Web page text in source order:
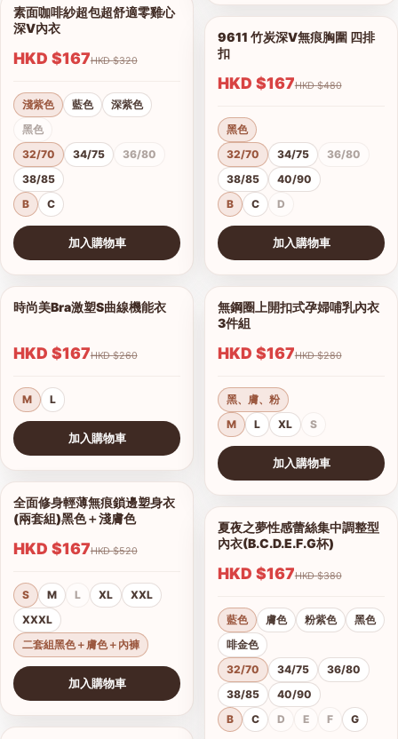
1/14
素面咖啡紗超包超舒適零雞心
深V內衣
HKD $167 HKD $320
淺紫色 藍色
深紫色
黑色
32/70
34/75
36/80
38/85
B
C
加入購物車
1/2
查看圖片
時尚美Bra激塑S曲線機能衣
HKD $167 HKD $260
M L
加入購物車
1/10
查看圖片
全面修身輕薄無痕鎖邊塑身衣
(兩套組)黑色＋淺膚色
HKD $167 HKD $520
S M L XL
XXL
XXXL
二套組黑色＋膚色＋內褲
加入購物車
查看圖片
1/7
9611 竹炭深V無痕胸圍 四排
扣
HKD $167 HKD $480
黑色
32/70
34/75
36/80
38/85
40/90
B
C D
加入購物車
1/3
查看圖片
無鋼圈上開扣式孕婦哺乳內衣
3件組
HKD $167 HKD $280
黑、膚、粉
M
L XL S
加入購物車
1/15
查看圖片
夏夜之夢性感蕾絲集中調整型
內衣(B.C.D.E.F.G杯)
HKD $167 HKD $380
藍色 膚色 粉紫色
黑色
啡金色
32/70
34/75
36/80
38/85
40/90
B
C D E F G
港澳中文